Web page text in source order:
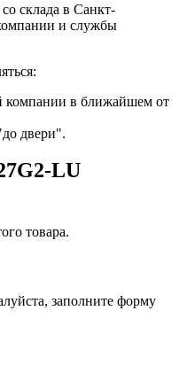
со склада в Санкт-
и службы
компании в ближайшем от
двери".
LU
товара.
заполните форму